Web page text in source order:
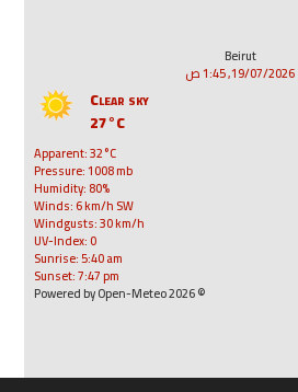
Beirut
19/07/2026, 1:45 ص
Clear sky
27°C
Apparent: 32°C
Pressure: 1008 mb
Humidity: 80%
Winds: 6 km/h SW
Windgusts: 30 km/h
UV-Index: 0
Sunrise: 5:40 am
Sunset: 7:47 pm
© 2026 Powered by Open-Meteo